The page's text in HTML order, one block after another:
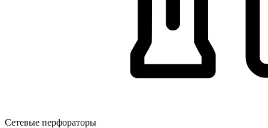
Сетевые перфораторы